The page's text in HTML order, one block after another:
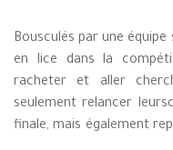
Bousculés par une
en lice dans la
racheter et aller
seulement relancer
finale, mais également